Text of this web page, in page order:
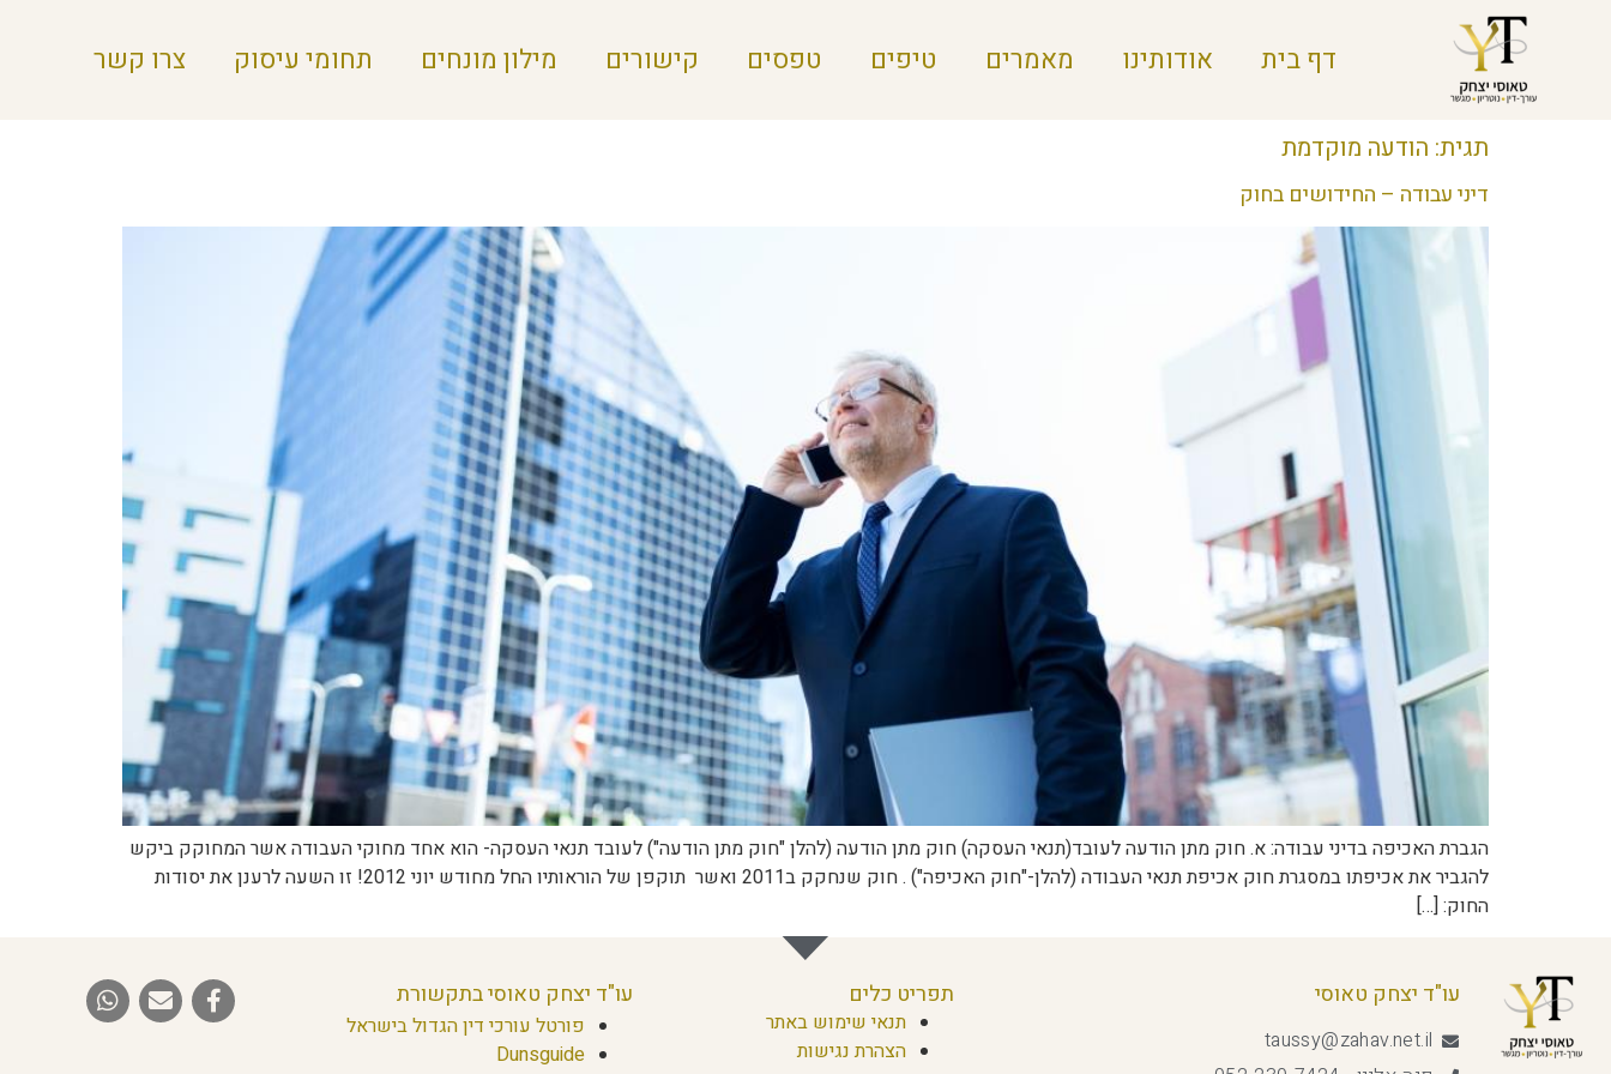
דף בית אודותינו מאמרים טיפים טפסים קישורים מילון מונחים תחומי עיסוק צרו קשר
תגית: הודעה מוקדמת
דיני עבודה – החידושים בחוק
הגברת האכיפה בדיני עבודה: א. חוק מתן הודעה לעובד(תנאי העסקה) חוק מתן הודעה (להלן "חוק מתן הודעה") לעובד תנאי העסקה- הוא אחד מחוקי העבודה אשר המחוקק ביקש
להגביר את אכיפתו במסגרת חוק אכיפת תנאי העבודה (להלן-"חוק האכיפה") . חוק שנחקק ב2011 ואשר תוקפן של הוראותיו החל מחודש יוני 2012! זו השעה לרענן את יסודות
החוק: […]
עו"ד יצחק טאוסי
taussy@zahav.net.il
תפריט כלים
תנאי שימוש באתר
הצהרת נגישות
עו"ד יצחק טאוסי בתקשורת
פורטל עורכי דין הגדול בישראל
Dunsguide